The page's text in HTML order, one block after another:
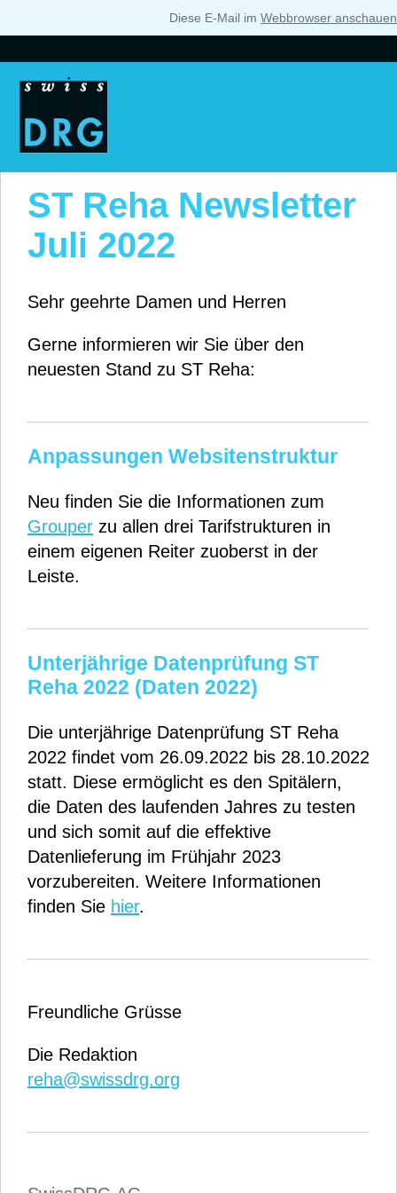
Diese E-Mail im Webbrowser anschauen
ST Reha Newsletter
Juli 2022
Sehr geehrte Damen und Herren
Gerne informieren wir Sie über den
neuesten Stand zu ST Reha:
Anpassungen Websitenstruktur
Neu finden Sie die Informationen zum
Grouper zu allen drei Tarifstrukturen in
einem eigenen Reiter zuoberst in der
Leiste.
Unterjährige Datenprüfung ST
Reha 2022 (Daten 2022)
Die unterjährige Datenprüfung ST Reha
2022 findet vom 26.09.2022 bis 28.10.2022
statt. Diese ermöglicht es den Spitälern,
die Daten des laufenden Jahres zu testen
und sich somit auf die effektive
Datenlieferung im Frühjahr 2023
vorzubereiten. Weitere Informationen
finden Sie hier.
Freundliche Grüsse
Die Redaktion
reha@swissdrg.org